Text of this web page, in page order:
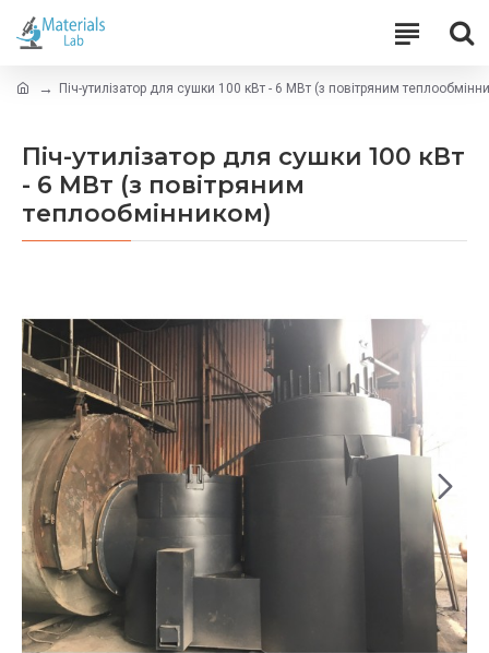
Піч-утилізатор для сушки 100 кВт - 6 МВт (з повітряним
Піч-утилізатор для сушки 100 кВт
- 6 МВт (з повітряним
теплообмінником)